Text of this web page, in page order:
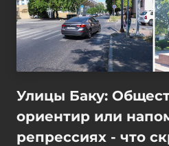
Улицы Баку:
ориентир или
репрессиях - что